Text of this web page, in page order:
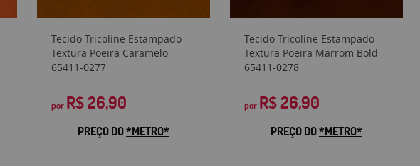
Tecido Tricoline Estampado
Textura Poeira Caramelo
65411-0277
por R$ 26,90
PREÇO DO*METRO*
Tecido Tricoline Estampado
Textura Poeira Marrom Bold
65411-0278
por R$ 26,90
PREÇO DO*METRO*